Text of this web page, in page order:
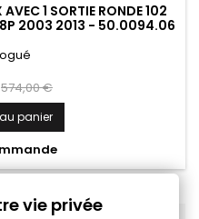
AVEC 1 SORTIE RONDE 102
8P 2003 2013 - 50.0094.06
Prix
574,00 €
panier
vie privée